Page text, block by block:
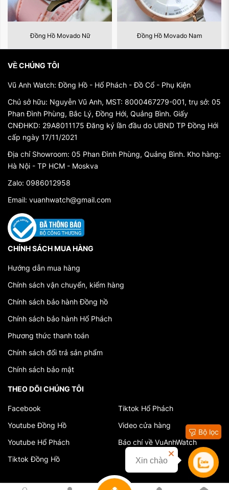
Bộ lọc
II. Lịch sử và Hình Thành
Để hiểu được sự thành công và uy tín của
Movado ngày nay, chúng ta cần bắt đầu từ
những bước khởi đầu của thương hiệu này.
Những Bước Đầu Tiên (1881-1947)
Movado bắt đầu cuộc hành trình của mình vào
năm 1881 tại La Chaux-de-Fonds, Thụy Sĩ,
dưới sự sáng tạo của Achille Ditesheim, một
nhà sản xuất đồng hồ trẻ tuổi. Ông sáng lập
công ty với tên gọi "LAI Ditescheim & Freres
SA," và sau này, năm 1905, Movado - từ tiếng
Esperanto, có nghĩa là "đã di chuyển" - trở
thành tên chính thức của thương hiệu.
Thời gian đầu, Movado sản xuất các mẫu đồng
thời gian và báo thức. Nhưng điều đặc biệt về
Movado là sự tập trung vào thiết kế và cảm
hứng từ nghệ thuật. Năm 1912, Movado đã ra
mắt mẫu đồng hồ Bắt Đầu, một chiếc đồng hồ
không có con số, chỉ có một vòng tròn đen
tuyệt đẹp ở giữa dial, thể hiện triết lý thiết kế
"less is more" (ít là nhiều) của nó. Điều này đã
ảnh Movado.
Những năm 1940 và 1950, Movado đón nhận
sự thành công và danh tiếng đáng kể. Thương
hiệu này đã tích cực tham gia vào phong trào
Đồng Hồ Movado Nữ Đồng Hồ Movado Nam
VỀ CHÚNG TÔI
Vũ Anh Watch: Đồng Hồ - Hổ Phách - Đồ Cổ - Phụ Kiện
Chủ sở hữu: Nguyễn Vũ Anh, MST: 8000467279-001, trụ sở: 05
Phan Đình Phùng, Bắc Lý, Đồng Hới, Quảng Bình. Giấy
CNĐHKD: 29A8011175 Đăng ký lần đầu do UBND TP Đồng Hới
cấp ngày 17/11/2021
Địa chỉ Showroom: 05 Phan Đình Phùng, Quảng Bình. Kho hàng:
Hà Nội - TP HCM - Moskva
Zalo: 0986012958
Email: vuanhwatch@gmail.com
CHÍNH SÁCH MUA HÀNG
Hướng dẫn mua hàng
Chính sách vận chuyển, kiểm hàng
Chính sách bảo hành Đồng hồ
Chính sách bảo hành Hổ Phách
Phương thức thanh toán
Chính sách đổi trả sản phẩm
Chính sách bảo mật
THEO DÕI CHÚNG TÔI
Facebook
Youtube Đồng Hồ
Youtube Hổ Phách
Tiktok Đồng Hồ
Tiktok Hổ Phách
Video cửa hàng
Báo chí về VuAnhWatch
Liên hệ
Xin chào